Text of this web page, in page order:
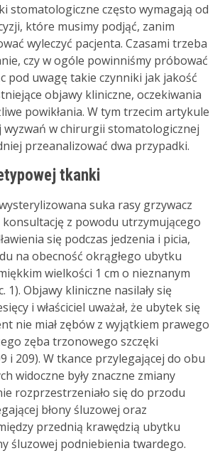
stomatologiczne często wymagają od
które musimy podjąć, zanim
wyleczyć pacjenta. Czasami trzeba
czy w ogóle powinniśmy próbować
pod uwagę takie czynniki jak jakość
objawy kliniczne, oczekiwania
powikłania. W tym trzecim artykule
wyzwań w chirurgii stomatologicznej
przeanalizować dwa przypadki.
tkanki
suka rasy grzywacz
konsultację z powodu utrzymującego
się podczas jedzenia i picia,
na obecność okrągłego ubytku
wielkości 1 cm o nieznanym
1). Objawy kliniczne nasilały się
i właściciel uważał, że ubytek się
nie miał zębów z wyjątkiem prawego
zęba trzonowego szczęki
i 209). W tkance przylegającej do obu
widoczne były znaczne zmiany
rozprzestrzeniało się do przodu
błony śluzowej oraz
przednią krawędzią ubytku
śluzowej podniebienia twardego.